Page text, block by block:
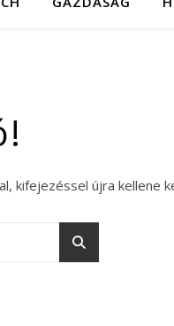
kifejezéssel újra kellene